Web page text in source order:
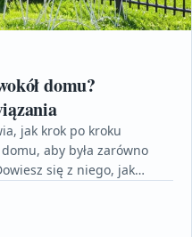
domu?
jak krok po kroku
aby była zarówno
się z niego, jak